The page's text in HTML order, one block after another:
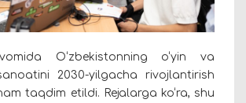
O‘zbekistonning o‘yin va
2030-yilgacha rivojlantirish
taqdim etildi. Rejalarga ko‘ra, shu